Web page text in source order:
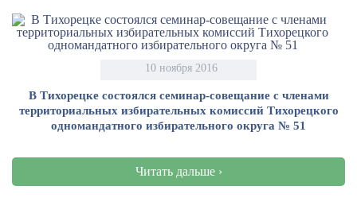
10 ноября 2016
В Тихорецке состоялся семинар-совещание с членами
территориальных избирательных комиссий Тихорецкого
одномандатного избирательного округа № 51
Читать дальше ›